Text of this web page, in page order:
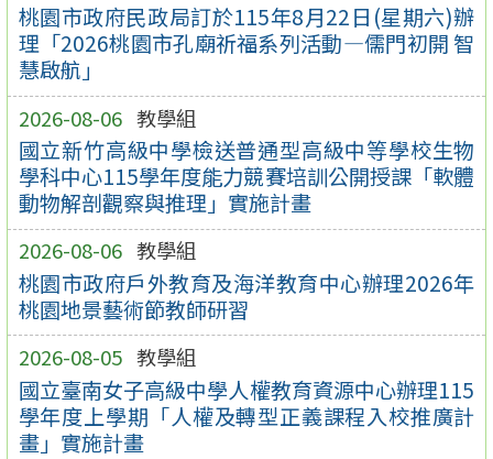
桃園市政府民政局訂於115年8月22日(星期六)辦
理「2026桃園市孔廟祈福系列活動—儒門初開 智
慧啟航」
2026-08-06 教學組
國立新竹高級中學檢送普通型高級中等學校生物
學科中心115學年度能力競賽培訓公開授課「軟體
動物解剖觀察與推理」實施計畫
2026-08-06 教學組
桃園市政府戶外教育及海洋教育中心辦理2026年
桃園地景藝術節教師研習
2026-08-05 教學組
國立臺南女子高級中學人權教育資源中心辦理115
學年度上學期「人權及轉型正義課程入校推廣計
畫」實施計畫